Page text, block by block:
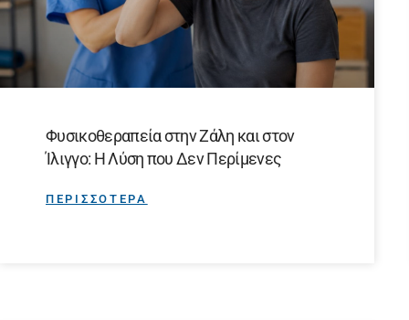
Φυσικοθεραπεία στην Ζάλη και στον
Ίλιγγο: Η Λύση που Δεν Περίμενες
ΠΕΡΙΣΣΟΤΕΡΑ